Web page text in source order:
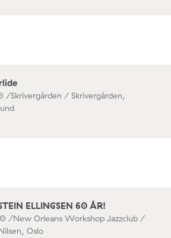
/Skrivergården / Skrivergården,
ELLINGSEN 60 ÅR!
/New Orleans Workshop Jazzclub /
Oslo